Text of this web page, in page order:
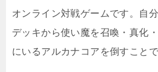
オンライン対戦ゲームです。自
デッキから使い魔を召喚・真化
にいるアルカナコアを倒すこと